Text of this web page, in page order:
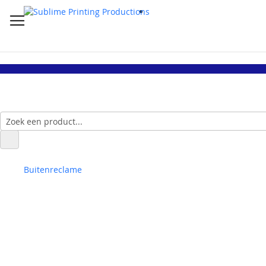
Buitenreclame